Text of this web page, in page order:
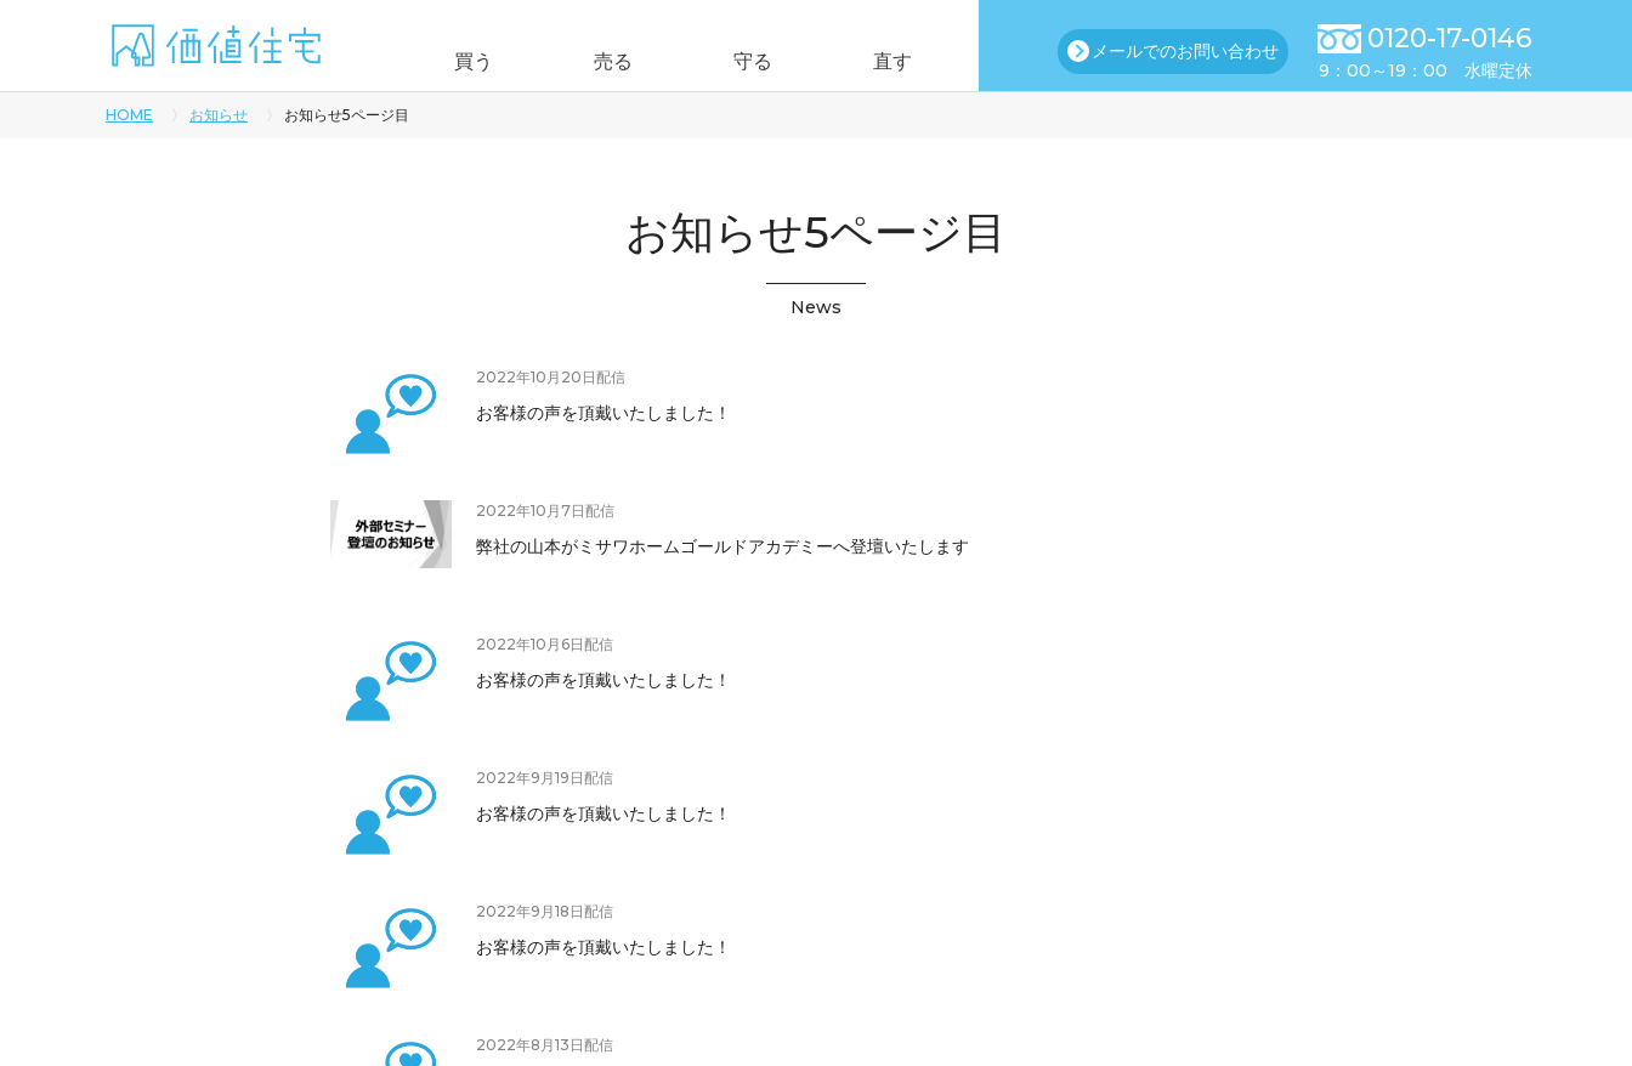
買う 売る 守る 直す メールでのお問い合わせ 0120-17-0146
9：00～19：00 水曜定休
HOME お知らせ お知らせ5ページ目
お知らせ5ページ目
News
2022年10月20日 配信
お客様の声を頂戴いたしました！
2022年10月7日 配信
弊社の山本がミサワホームゴールドアカデミーへ登壇いたします
2022年10月6日 配信
お客様の声を頂戴いたしました！
2022年9月19日 配信
お客様の声を頂戴いたしました！
2022年9月18日 配信
お客様の声を頂戴いたしました！
2022年8月13日 配信